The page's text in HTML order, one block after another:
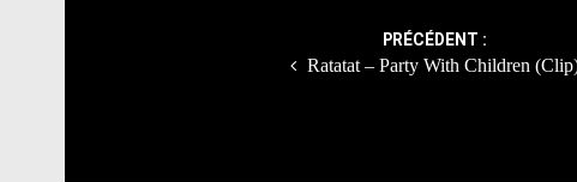
PRÉCÉDENT :
Ratatat – Party With Children